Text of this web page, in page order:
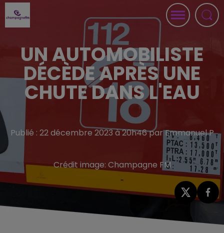
UN AUTOMOBILISTE
DÉCÈDE APRÈS UNE
CHUTE DANS L'EAU
Publié : 22 décembre 2023 à 20h46 par Emmanuel P
Crédit image: Champagne FM